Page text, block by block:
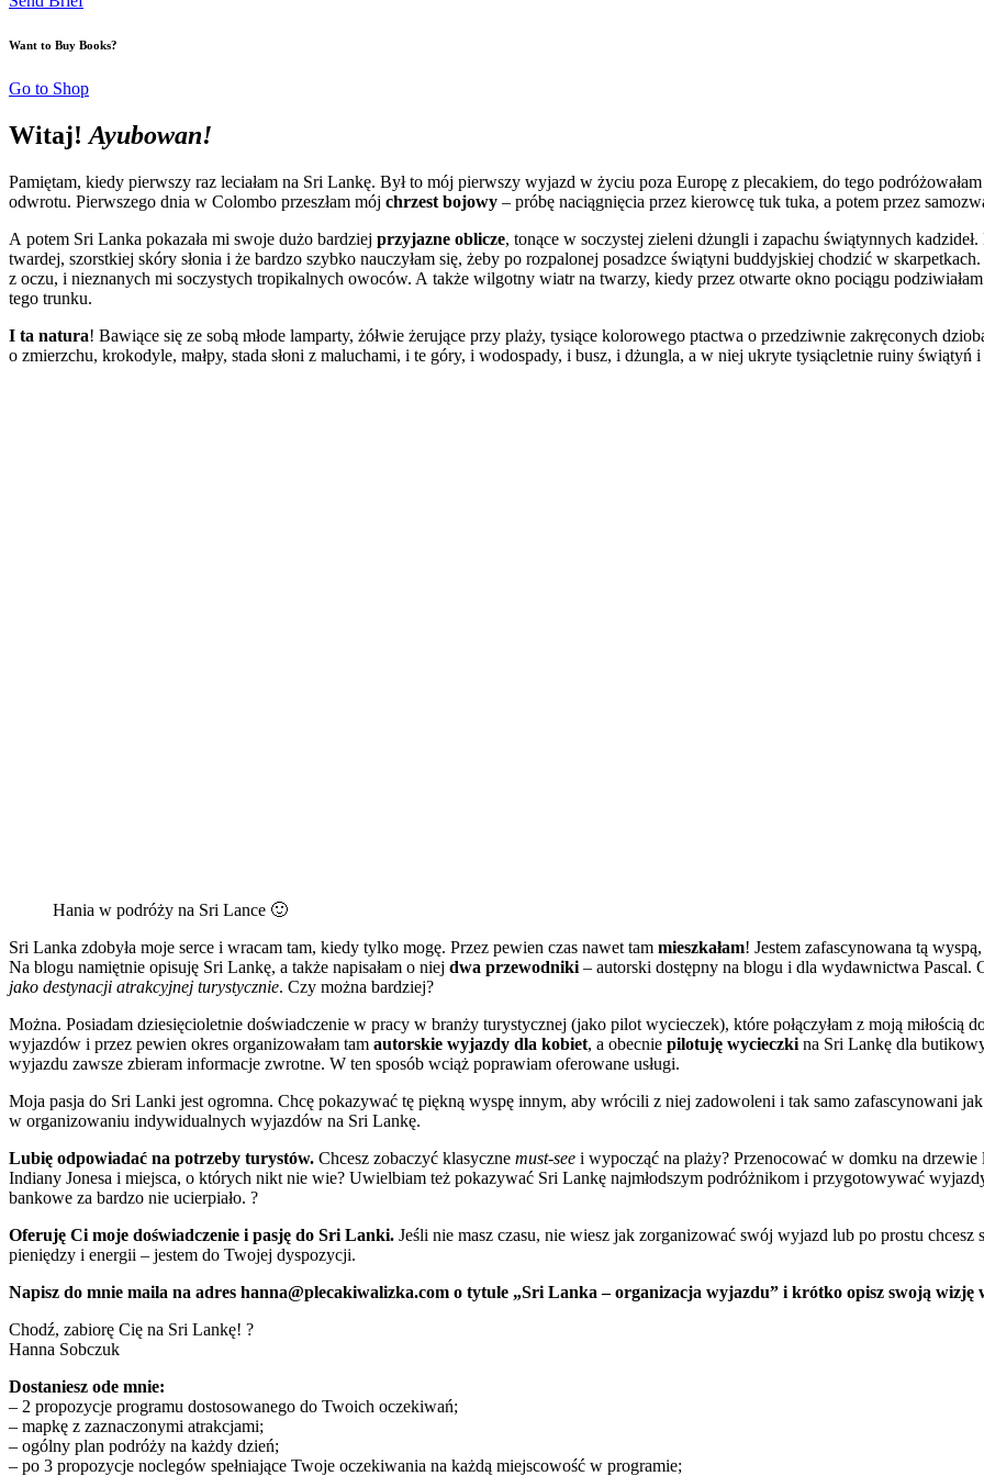
Want to Buy Books?
Go to Shop
Witaj! Ayubowan!
Pamiętam, kiedy pierwszy raz leciałam na Sri Lankę. Był to mój pierwszy wyjazd w życiu poza Europę z plecakiem, do tego
odwrotu. Pierwszego dnia w Colombo przeszłam mój chrzest bojowy – próbę naciągnięcia przez kierowcę tuk tuka, a potem przez
A potem Sri Lanka pokazała mi swoje dużo bardziej przyjazne oblicze, tonące w soczystej zieleni dżungli i zapachu świątynnych
twardej, szorstkiej skóry słonia i że bardzo szybko nauczyłam się, żeby po rozpalonej posadzce świątyni buddyjskiej chodzić w
z oczu, i nieznanych mi soczystych tropikalnych owoców. A także wilgotny wiatr na twarzy, kiedy przez otwarte okno pociągu
tego trunku.
I ta natura! Bawiące się ze sobą młode lamparty, żółwie żerujące przy plaży, tysiące kolorowego ptactwa o przedziwnie zakręconych
o zmierzchu, krokodyle, małpy, stada słoni z maluchami, i te góry, i wodospady, i busz, i dżungla, a w niej ukryte tysiącletnie ruiny
Hania w podróży na Sri Lance 🙂
Sri Lanka zdobyła moje serce i wracam tam, kiedy tylko mogę. Przez pewien czas nawet tam mieszkałam! Jestem zafascynowana tą
Na blogu namiętnie opisuję Sri Lankę, a także napisałam o niej dwa przewodniki – autorski dostępny na blogu i dla wydawnictwa Pascal.
jako destynacji atrakcyjnej turystycznie. Czy można bardziej?
Można. Posiadam dziesięcioletnie doświadczenie w pracy w branży turystycznej (jako pilot wycieczek), które połączyłam z moją miłością
wyjazdów i przez pewien okres organizowałam tam autorskie wyjazdy dla kobiet, a obecnie pilotuję wycieczki na Sri Lankę dla
wyjazdu zawsze zbieram informacje zwrotne. W ten sposób wciąż poprawiam oferowane usługi.
Moja pasja do Sri Lanki jest ogromna. Chcę pokazywać tę piękną wyspę innym, aby wrócili z niej zadowoleni i tak samo zafascynowani
w organizowaniu indywidualnych wyjazdów na Sri Lankę.
Lubię odpowiadać na potrzeby turystów. Chcesz zobaczyć klasyczne must-see i wypocząć na plaży? Przenocować w domku na
Indiany Jonesa i miejsca, o których nikt nie wie? Uwielbiam też pokazywać Sri Lankę najmłodszym podróżnikom i przygotowywać
bankowe za bardzo nie ucierpiało. ?
Oferuję Ci moje doświadczenie i pasję do Sri Lanki. Jeśli nie masz czasu, nie wiesz jak zorganizować swój wyjazd lub po prostu
pieniędzy i energii – jestem do Twojej dyspozycji.
Napisz do mnie maila na adres hanna@plecakiwalizka.com o tytule „Sri Lanka – organizacja wyjazdu” i krótko opisz swoją
Chodź, zabiorę Cię na Sri Lankę! ?
Hanna Sobczuk
Dostaniesz ode mnie:
– 2 propozycje programu dostosowanego do Twoich oczekiwań;
– mapkę z zaznaczonymi atrakcjami;
– ogólny plan podróży na każdy dzień;
– po 3 propozycje noclegów spełniające Twoje oczekiwania na każdą miejscowość w programie;